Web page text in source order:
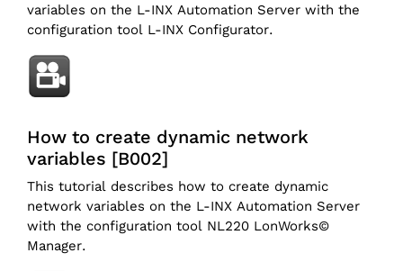
variables on the L-INX Automation Server with the
configuration tool L-INX Configurator.
How to create dynamic network
variables [B002]
This tutorial describes how to create dynamic
network variables on the L-INX Automation Server
with the configuration tool NL220 LonWorks©
Manager.